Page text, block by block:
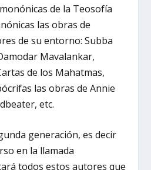
de la Teosofía
las obras de
de su entorno: Subba
Mavalankar,
de los Mahatmas,
las obras de Annie
etc.
generación, es decir
en la llamada
todos estos autores que